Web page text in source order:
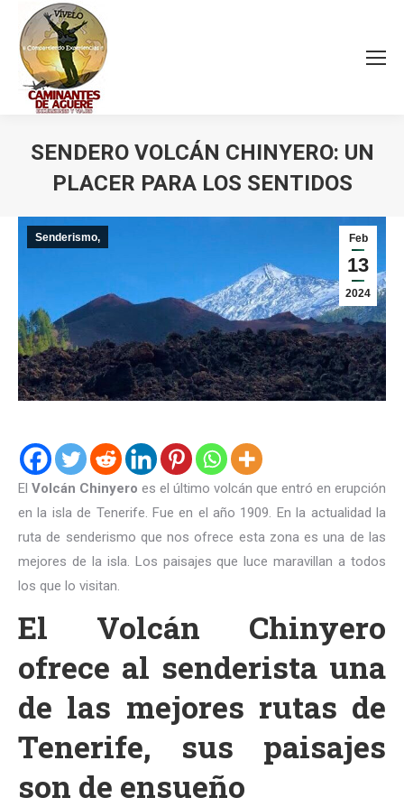
SENDERO VOLCÁN CHINYERO: UN
PLACER PARA LOS SENTIDOS
Feb
13
2024
Senderismo,
El Volcán Chinyero es el último volcán que entró en erupción
en la isla de Tenerife. Fue en el año 1909. En la actualidad la
ruta de senderismo que nos ofrece esta zona es una de las
mejores de la isla. Los paisajes que luce maravillan a todos
los que lo visitan.
El Volcán Chinyero
ofrece al senderista una
de las mejores rutas de
Tenerife, sus paisajes
son de ensueño